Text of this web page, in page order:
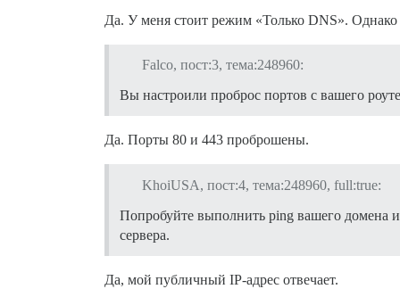
Да. У меня стоит режим «Только DNS». Однако
Falco, пост:3, тема:248960:
Вы настроили проброс портов с вашего
Да. Порты 80 и 443 проброшены.
KhoiUSA, пост:4, тема:248960, full:true:
Попробуйте выполнить ping вашего домена
сервера.
Да, мой публичный IP-адрес отвечает.